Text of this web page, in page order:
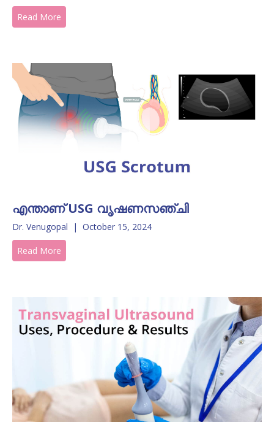
Read More
എന്താണ് USG വൃഷണസഞ്ചി
Dr. Venugopal | October 15, 2024
Read More